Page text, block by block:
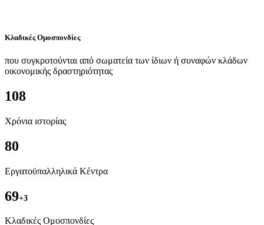
Κλαδικές Ομοσπονδίες
που συγκροτούνται από σωματεία των ίδιων ή συναφών κλάδων
οικονομικής δραστηριότητας
108
Χρόνια ιστορίας
80
Εργατοϋπαλληλικά Κέντρα
69+3
Kλαδικές Ομοσπονδίες